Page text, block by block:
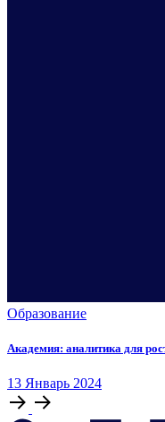
Образование
Академия: аналитика для
13 Январь 2024